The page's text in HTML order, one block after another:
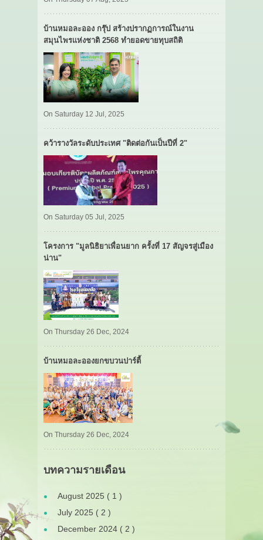
บ้านหมอละออง กรุ๊ป สร้างปรากฏการณ์ในงาน
สมุนไพรแห่งชาติ 2568 ทำยอดขายทุบสถิติ
On Saturday 12 Jul, 2025
คว้ารางวัลระดับประเทศ "ติดต่อกันเป็นปีที่ 2"
On Saturday 05 Jul, 2025
โครงการ "มูลนิธิยาเพื่อนยาก ครั้งที่ 17 สัญจรสู่เมือง
น่าน"
On Thursday 26 Dec, 2024
บ้านหมอละอองยกขบวนปาร์ตี้
On Thursday 26 Dec, 2024
บทความรายเดือน
August 2025 ( 1 )
July 2025 ( 2 )
December 2024 ( 2 )